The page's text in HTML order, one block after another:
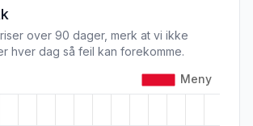
over 90 dager, merk at vi ikke
hver dag så feil kan forekomme.